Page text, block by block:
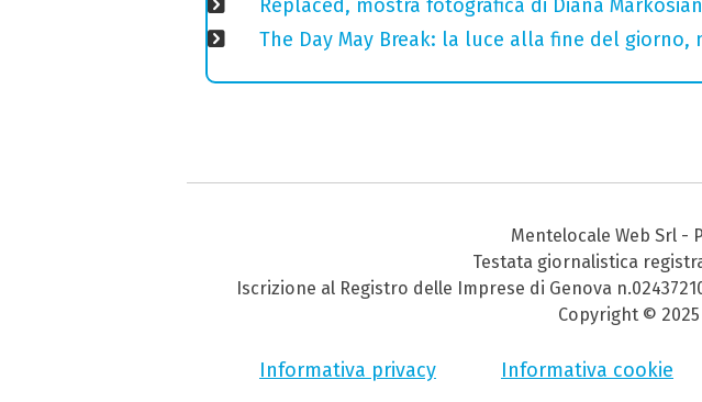
Replaced, mostra fotografica di Diana Markosian
The Day May Break: la luce alla fine del giorno,
Mentelocale Web Srl -
Testata giornalistica
Iscrizione al Registro delle Imprese di Genova
Copyright ©
Informativa privacy Informativa cookie